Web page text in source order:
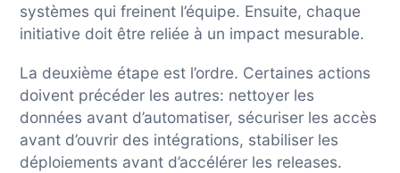
systèmes qui freinent l’équipe. Ensuite, chaque
initiative doit être reliée à un impact mesurable.
La deuxième étape est l’ordre. Certaines actions
doivent précéder les autres: nettoyer les
données avant d’automatiser, sécuriser les accès
avant d’ouvrir des intégrations, stabiliser les
déploiements avant d’accélérer les releases.